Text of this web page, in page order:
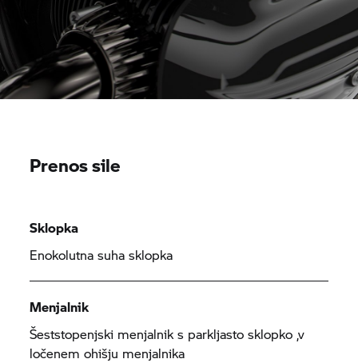
Prenos sile
Sklopka
Enokolutna suha sklopka
Menjalnik
Šeststopenjski menjalnik s parkljasto sklopko ,v
ločenem ohišju menjalnika